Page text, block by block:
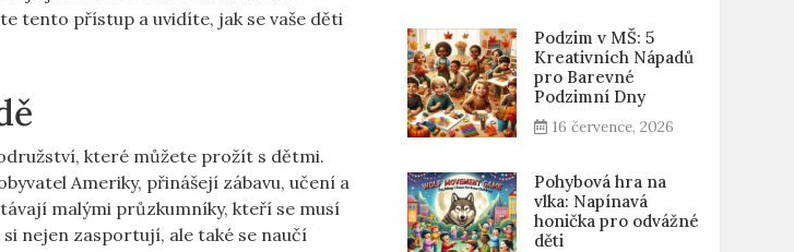
tento přístup a uvidíte, jak se vaše děti
které můžete prožít s dětmi.
Ameriky, přinášejí zábavu, učení a
malými průzkumníky, kteří se musí
nejen zasportují, ale také se naučí
Podzim v MŠ: 5
Kreativních Nápadů
pro Barevné
Podzimní Dny
16 července, 2026
Pohybová hra na
vlka: Napínavá
honička pro odvážné
děti